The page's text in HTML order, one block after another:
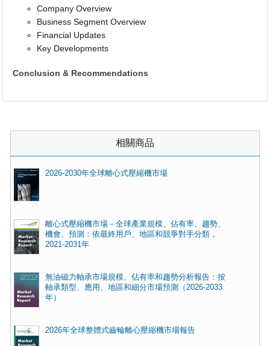
Company Overview
Business Segment Overview
Financial Updates
Key Developments
Conclusion & Recommendations
相關商品
2026-2030年全球離心式壓縮機市場
離心式壓縮機市場－全球產業規模、佔有率、趨勢、
機會、預測：依最終用戶、地區和競爭對手分類，
2021-2031年
無油磁力軸承市場規模、佔有率和趨勢分析報告：按
軸承類型、應用、地區和細分市場預測（2026-2033
年）
2026年全球整體式齒輪離心壓縮機市場報告